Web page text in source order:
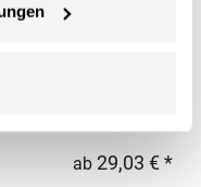
aus Strickgewebe
äußeren
PolyesterAngaben zur
ab 29,03 € *